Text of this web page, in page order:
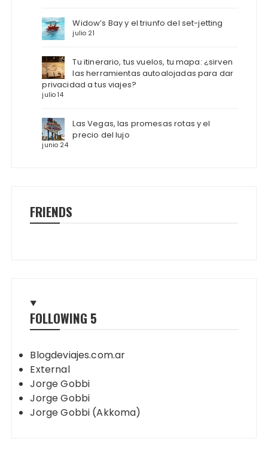
Widow’s Bay y el triunfo del set-jetting
julio 21
Tu itinerario, tus vuelos, tu mapa: ¿sirven
las herramientas autoalojadas para dar
privacidad a tus viajes?
julio 14
Las Vegas, las promesas rotas y el
precio del lujo
junio 24
FRIENDS
FOLLOWING 5
Blogdeviajes.com.ar
External
Jorge Gobbi
Jorge Gobbi
Jorge Gobbi (Akkoma)